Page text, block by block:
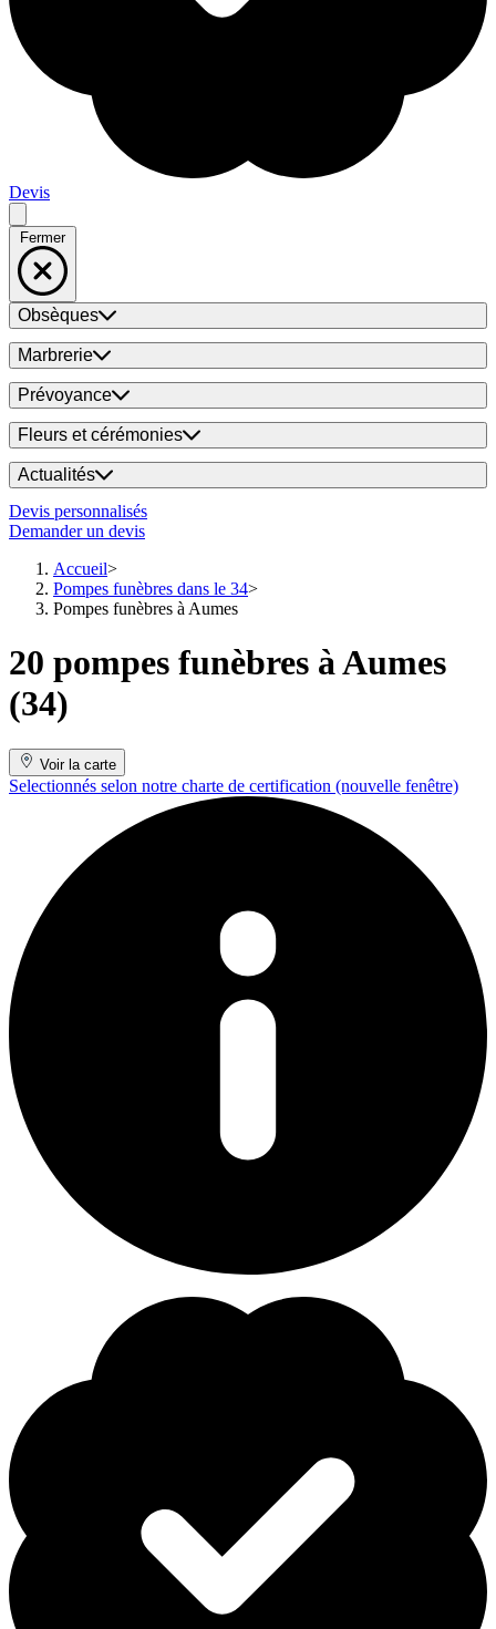
Devis
Fermer
Obsèques
Marbrerie
Prévoyance
Fleurs et cérémonies
Actualités
Devis personnalisés
Demander un devis
Accueil
Pompes funèbres dans le 34
Pompes funèbres à Aumes
20 pompes funèbres à Aumes
(34)
Voir la carte
Selectionnés selon notre charte de certification (nouvelle fenêtre)